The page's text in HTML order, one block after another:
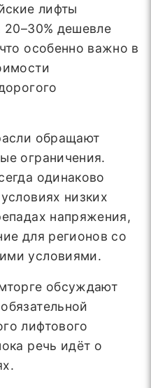
лифты
20–30% дешевле
особенно важно в
обращают
ограничения.
одинаково
низких
напряжения,
для регионов со
условиями.
обсуждают
лифтового
речь идёт о